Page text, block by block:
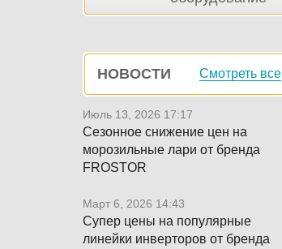
НОВОСТИ Смотреть все
Июль 13, 2026 17:17
Сезонное снижение цен на
морозильные лари от бренда
FROSTOR
Март 6, 2026 14:43
Супер цены на популярные
линейки инверторов от бренда